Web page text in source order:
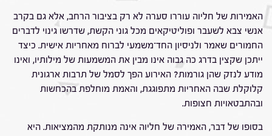
האמירות של חליוה עוררו סערה לא רק בציבור הרחב, אלא גם בקרב
אנשי צבא לשעבר ופוליטיקאים מכל גוני הקשת, שדרשו גינוי לדברים
החמורים שאמר ולניסיון החד־משמעי לברוח מאחריות אישית. כיצד
ייתכן שקצין בדרג כה גבוה אינו מבין את המשמעות של מילותיו, ואינו
מודע לנזק שהן גורמות? האירוע הפך לסמל של תרבות ארגונית
קלוקלת שבה האחריות מתפוגגת, והאמת מוחלפת בהכחשות
ובהתבטאויות חצופות.
בסופו של דבר, האמירה של חליוה אינה מנותקת מהמציאות. היא